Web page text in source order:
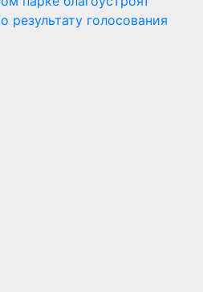
результату голосования